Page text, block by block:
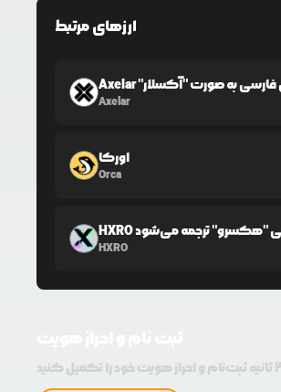
ارزهای مرتبط
Axelar در زبان فارسی به صورت "آکسلار"
Axelar
اورکا
Orca
HXRO